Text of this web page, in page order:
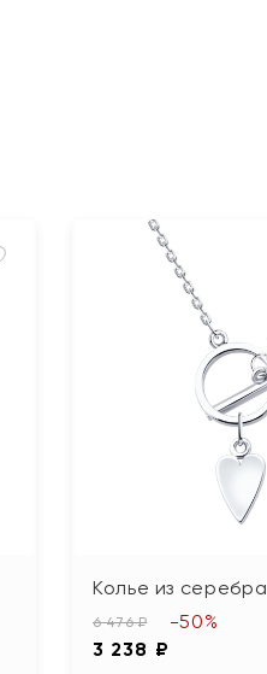
Колье из серебра
6 476 ₽
3 238 ₽
-50%